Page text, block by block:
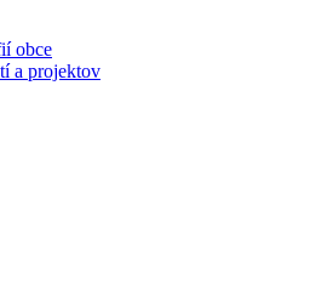
obce
a projektov